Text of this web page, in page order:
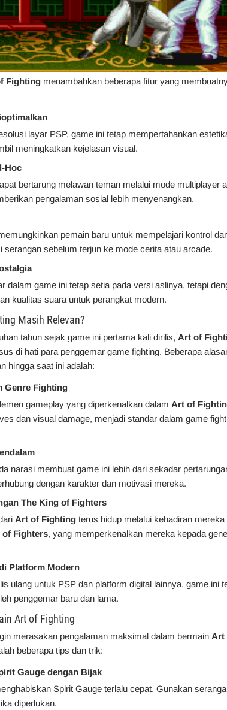
Fighting menambahkan beberapa fitur yang
layar PSP, game ini tetap mempertahankan
meningkatkan kejelasan visual.
Hoc
bertarung melawan teman melalui mode multiplayer
pengalaman sosial lebih menyenangkan.
pemain baru untuk mempelajari kontrol
serangan sebelum terjun ke mode cerita atau arcade.
dalam game ini tetap setia pada versi aslinya, tetapi
kualitas suara untuk perangkat modern.
Masih Relevan?
tahun sejak game ini pertama kali dirilis, Art of
di hati para penggemar game fighting. Beberapa
hingga saat ini adalah:
Genre Fighting
gameplay yang diperkenalkan dalam Art of
dan visual damage, menjadi standar dalam game
narasi membuat game ini lebih dari sekadar
dengan karakter dan motivasi mereka.
The King of Fighters
Art of Fighting terus hidup melalui kehadiran
of Fighters, yang memperkenalkan mereka kepada
Platform Modern
ulang untuk PSP dan platform digital lainnya, game ini
penggemar baru dan lama.
Art of Fighting
merasakan pengalaman maksimal dalam bermain Art
beberapa tips dan trik:
Gauge dengan Bijak
Spirit Gauge terlalu cepat. Gunakan
diperlukan.